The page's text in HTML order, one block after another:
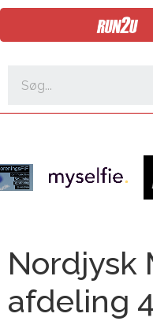
Nordjysk
afdeling 4